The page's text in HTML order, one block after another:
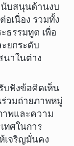
บสนุนด้านงบ
เนื่อง รวมทั้ง
ธรรมทูต เพื่อ
ยกระดับ
นาในต่าง
บฟังข้อคิดเห็น
วมถ่ายภาพหมู่
าพและความ
ทศในการ
เจริญมั่นคง